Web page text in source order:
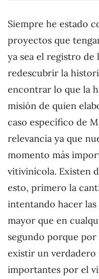
Siempre he estado
proyectos que
ya sea el registro de
redescubrir la
encontrar lo que la
misión de quien
caso específico de
relevancia ya que
momento más
vitivinícola. Existen
esto, primero la
intentando hacer
mayor que en
segundo porque
existir un verdadero
importantes por el